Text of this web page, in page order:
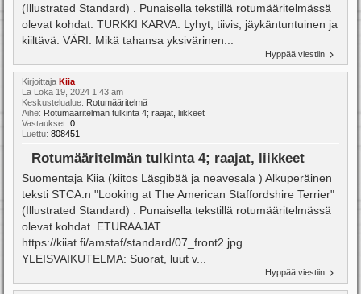
(Illustrated Standard) . Punaisella tekstillä rotumääritelmässä
olevat kohdat. TURKKI KARVA: Lyhyt, tiivis, jäykäntuntuinen ja
kiiltävä. VÄRI: Mikä tahansa yksivärinen...
Hyppää viestiin
Kirjoittaja Kiia
La Loka 19, 2024 1:43 am
Keskustelualue: Rotumääritelmä
Aihe: Rotumääritelmän tulkinta 4; raajat, liikkeet
Vastaukset: 0
Luettu: 808451
Rotumääritelmän tulkinta 4; raajat, liikkeet
Suomentaja Kiia (kiitos Läsgibää ja neavesala ) Alkuperäinen
teksti STCA:n "Looking at The American Staffordshire Terrier"
(Illustrated Standard) . Punaisella tekstillä rotumääritelmässä
olevat kohdat. ETURAAJAT
https://kiiat.fi/amstaf/standard/07_front2.jpg
YLEISVAIKUTELMA: Suorat, luut v...
Hyppää viestiin